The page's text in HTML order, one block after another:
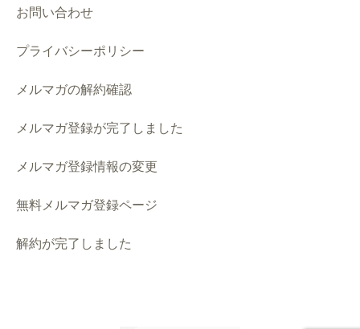
お問い合わせ
プライバシーポリシー
メルマガの解約確認
メルマガ登録が完了しました
メルマガ登録情報の変更
無料メルマガ登録ページ
解約が完了しました